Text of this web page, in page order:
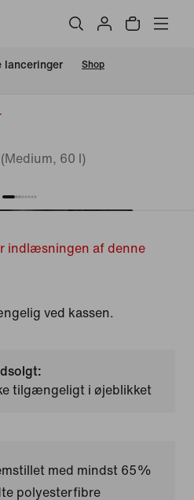
lanceringer Shop
60 l)
indlæsningen af denne
ved kassen.
tilgængeligt i øjeblikket
med mindst 65%
polyesterfibre